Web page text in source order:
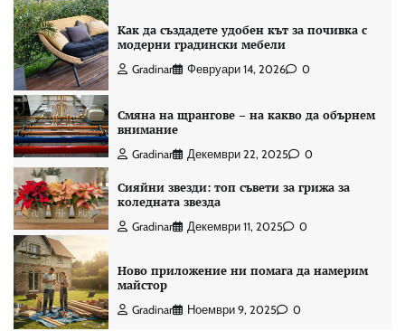
Как да създадете удобен кът за почивка с
модерни градински мебели
Gradinar Февруари 14, 2026 0
Смяна на щрангове – на какво да обърнем
внимание
Gradinar Декември 22, 2025 0
Сияйни звезди: топ съвети за грижа за
коледната звезда
Gradinar Декември 11, 2025 0
Ново приложение ни помага да намерим
майстор
Gradinar Ноември 9, 2025 0